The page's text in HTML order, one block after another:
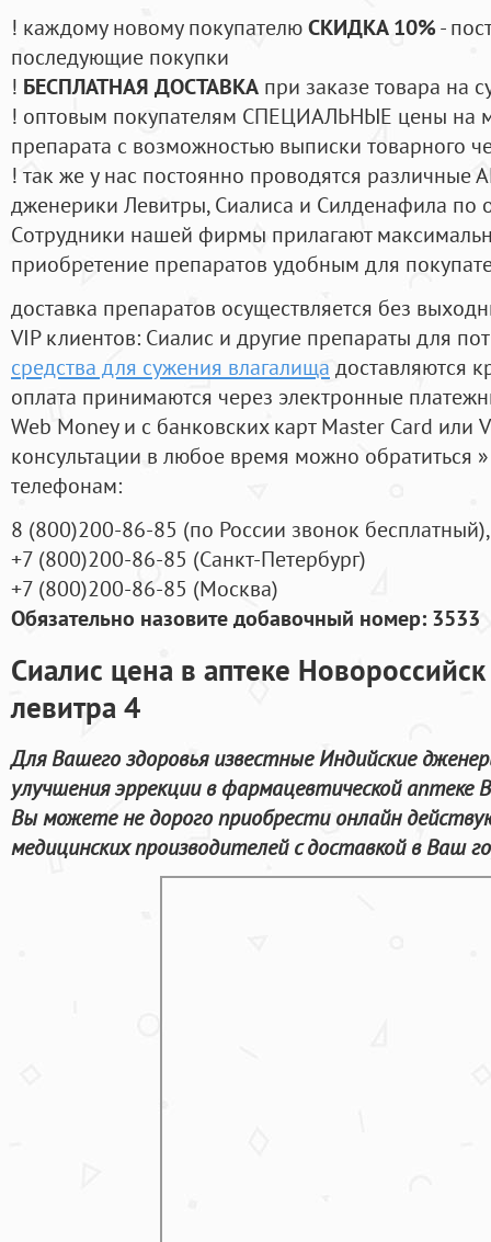
! каждому новому покупателюСКИДКА 10%-
последующие покупки
! БЕСПЛАТНАЯ ДОСТАВКА при заказе товара на
! оптовым покупателям СПЕЦИАЛЬНЫЕ цены на
препарата с возможностью выписки товарного
! так же у нас постоянно проводятся
дженерики Левитры, Сиалиса и Силденафила по
Cотрудники нашей фирмы прилагают
приобретение препаратов удобным для
доставка препаратов осуществляется без
VIP клиентов: Сиалис и другие препараты для
средства для сужения влагалища доставляются
оплата принимаются через электронные
Web Money и с банковских карт Master Card или
консультации в любое время можно обратиться
телефонам:
8 (800)200-86-85 (по России звонок бесплатный),
+7 (800)200-86-85 (Санкт-Петербург)
+7 (800)200-86-85 (Москва)
Обязательно назовите добавочный номер: 3533
Сиалис цена в аптеке
левитра 4
Для Вашего здоровья известные Индийские
улучшения эррекции в фармацевтической аптеке
Вы можете не дорого приобрести онлайн
медицинских производителей с доставкой в Ваш